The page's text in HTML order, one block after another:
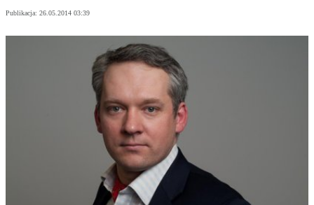
Publikacja: 26.05.2014 03:39